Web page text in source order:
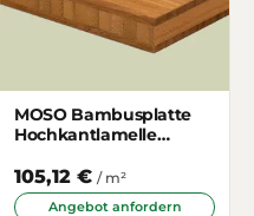
MOSO Bambusplatte
Hochkantlamelle
schichtig
105,12 € / m²
Angebot anfordern